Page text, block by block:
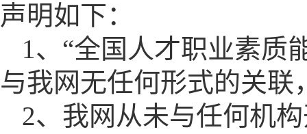
声明如下：
1、“全国人才职业素质
与我网无任何形式的关
2、我网从未与任何机